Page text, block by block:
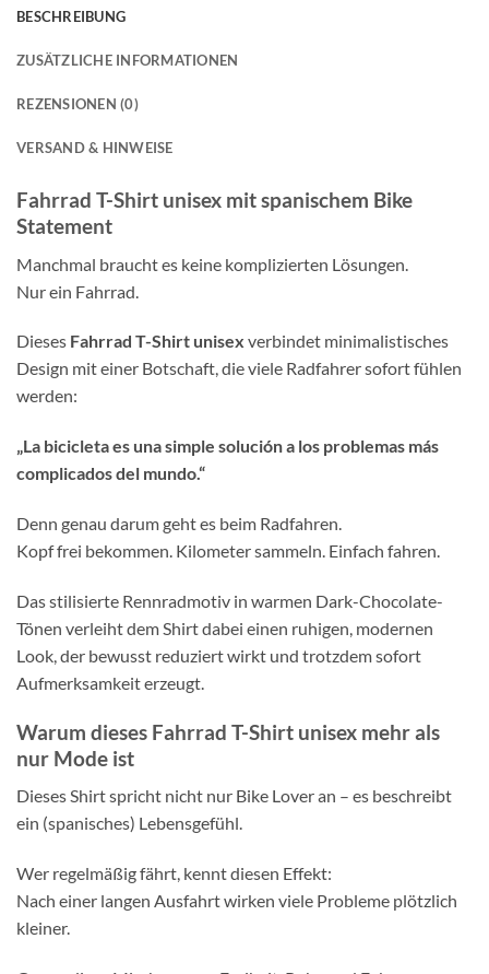
BESCHREIBUNG
ZUSÄTZLICHE INFORMATIONEN
REZENSIONEN (0)
VERSAND & HINWEISE
Fahrrad T-Shirt unisex mit spanischem Bike
Statement
Manchmal braucht es keine komplizierten Lösungen.
Nur ein Fahrrad.
Dieses Fahrrad T-Shirt unisex verbindet minimalistisches
Design mit einer Botschaft, die viele Radfahrer sofort fühlen
werden:
„La bicicleta es una simple solución a los problemas más
complicados del mundo.“
Denn genau darum geht es beim Radfahren.
Kopf frei bekommen. Kilometer sammeln. Einfach fahren.
Das stilisierte Rennradmotiv in warmen Dark-Chocolate-
Tönen verleiht dem Shirt dabei einen ruhigen, modernen
Look, der bewusst reduziert wirkt und trotzdem sofort
Aufmerksamkeit erzeugt.
Warum dieses Fahrrad T-Shirt unisex mehr als
nur Mode ist
Dieses Shirt spricht nicht nur Bike Lover an – es beschreibt
ein (spanisches) Lebensgefühl.
Wer regelmäßig fährt, kennt diesen Effekt:
Nach einer langen Ausfahrt wirken viele Probleme plötzlich
kleiner.